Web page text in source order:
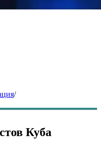
/
Куба